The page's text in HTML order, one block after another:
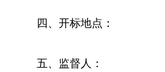
四、开标地点：
五、监督人：